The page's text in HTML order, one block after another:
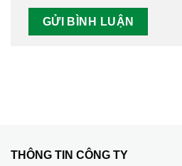
THÔNG TIN CÔNG TY